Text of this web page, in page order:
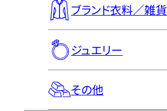
ブランド衣料／雑貨
ジュエリー
その他